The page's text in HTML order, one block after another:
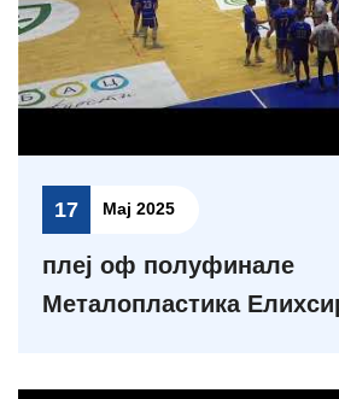
17 Мај 2025
плеј оф полуфинале
Металопластика